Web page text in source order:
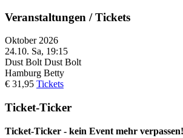
Veranstaltungen / Tickets
Oktober 2026
24.10. Sa, 19:15
Dust Bolt Dust Bolt
Hamburg Betty
€ 31,95 Tickets
Ticket-Ticker
Ticket-Ticker - kein Event mehr verpassen!